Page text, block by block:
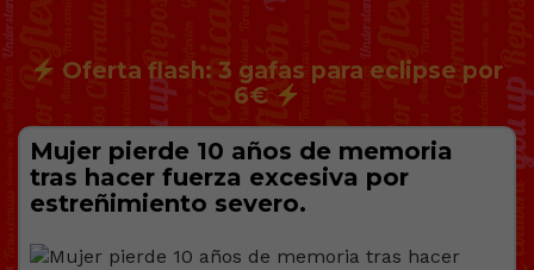
Oferta flash: 3 gafas para eclipse por
6€
Mujer pierde 10 años de memoria
tras hacer fuerza excesiva por
estreñimiento severo.